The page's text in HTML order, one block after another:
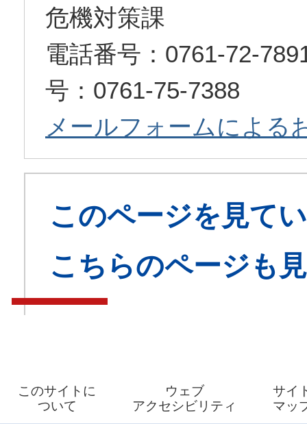
危機対策課
電話番号：0761-72-
号：0761-75-7388
メールフォームによる
このページを見て
こちらのページも
このサイトに
ついて
ウェブ
アクセシビリティ
サイ
マッ